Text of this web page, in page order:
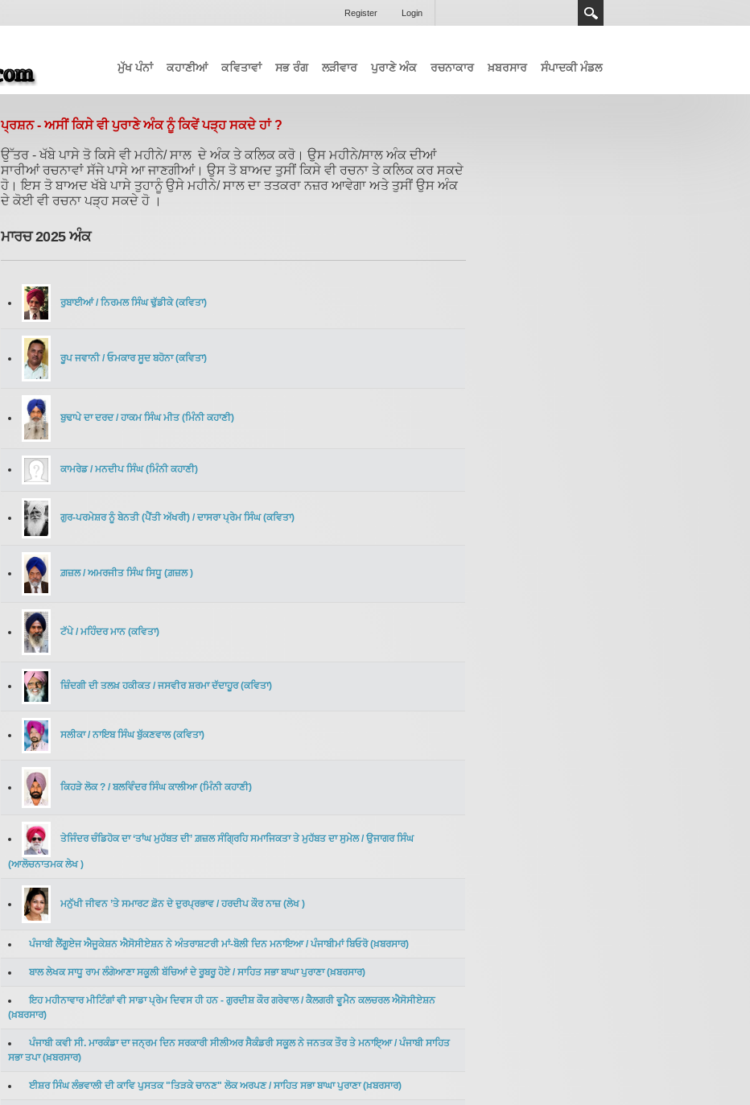
Register Login
ਮੁੱਖ ਪੰਨਾਂ ਕਹਾਣੀਆਂ ਕਵਿਤਾਵਾਂ ਸਭ ਰੰਗ ਲੜੀਵਾਰ ਪੁਰਾਣੇ ਅੰਕ ਰਚਨਾਕਾਰ ਖ਼ਬਰਸਾਰ ਸੰਪਾਦਕੀ ਮੰਡਲ
ਪ੍ਰਸ਼ਨ - ਅਸੀਂ ਕਿਸੇ ਵੀ ਪੁਰਾਣੇ ਅੰਕ ਨੂੰ ਕਿਵੇਂ ਪੜ੍ਹ ਸਕਦੇ ਹਾਂ ?
ਉੱਤਰ - ਖੱਬੇ ਪਾਸੇ ਤੋ ਕਿਸੇ ਵੀ ਮਹੀਨੇ/ ਸਾਲ ਦੇ ਅੰਕ ਤੇ ਕਲਿਕ ਕਰੋ। ਉਸ ਮਹੀਨੇ/ਸਾਲ ਅੰਕ ਦੀਆਂ
ਸਾਰੀਆਂ ਰਚਨਾਵਾਂ ਸੱਜੇ ਪਾਸੇ ਆ ਜਾਣਗੀਆਂ। ਉਸ ਤੋ ਬਾਅਦ ਤੁਸੀਂ ਕਿਸੇ ਵੀ ਰਚਨਾ ਤੇ ਕਲਿਕ ਕਰ ਸਕਦੇ
ਹੋ। ਇਸ ਤੋ ਬਾਅਦ ਖੱਬੇ ਪਾਸੇ ਤੁਹਾਨੂੰ ਉਸੇ ਮਹੀਨੇ/ ਸਾਲ ਦਾ ਤਤਕਰਾ ਨਜ਼ਰ ਆਵੇਗਾ ਅਤੇ ਤੁਸੀਂ ਉਸ ਅੰਕ
ਦੇ ਕੋਈ ਵੀ ਰਚਨਾ ਪੜ੍ਹ ਸਕਦੇ ਹੋ ।
ਮਾਰਚ 2025 ਅੰਕ
ਰੁਬਾਈਆਂ/ ਨਿਰਮਲ ਸਿੰਘ ਢੁੱਡੀਕੇ(ਕਵਿਤਾ)
ਰੂਪ ਜਵਾਨੀ/ ਓਮਕਾਰ ਸੂਦ ਬਹੋਨਾ(ਕਵਿਤਾ)
ਬੁਢਾਪੇ ਦਾ ਦਰਦ/ ਹਾਕਮ ਸਿੰਘ ਮੀਤ(ਮਿੰਨੀ ਕਹਾਣੀ)
ਕਾਮਰੇਡ/ ਮਨਦੀਪ ਸਿੰਘ(ਮਿੰਨੀ ਕਹਾਣੀ)
ਗੁਰ-ਪਰਮੇਸ਼ਰ ਨੂੰ ਬੇਨਤੀ (ਪੈਂਤੀ ਅੱਖਰੀ) / ਦਾਸਰਾ ਪ੍ਰੇਮ ਸਿੰਘ(ਕਵਿਤਾ)
ਗ਼ਜ਼ਲ/ ਅਮਰਜੀਤ ਸਿੰਘ ਸਿਧੂ(ਗ਼ਜ਼ਲ)
ਟੱਪੇ/ ਮਹਿੰਦਰ ਮਾਨ(ਕਵਿਤਾ)
ਜ਼ਿੰਦਗੀ ਦੀ ਤਲਖ਼ ਹਕੀਕਤ/ ਜਸਵੀਰ ਸ਼ਰਮਾ ਦੱਦਾਹੂਰ(ਕਵਿਤਾ)
ਸਲੀਕਾ/ਨਾਇਬ ਸਿੰਘ ਬੁੱਕਣਵਾਲ(ਕਵਿਤਾ)
ਕਿਹੜੇ ਲੋਕ ? / ਬਲਵਿੰਦਰ ਸਿੰਘ ਕਾਲੀਆ(ਮਿੰਨੀ ਕਹਾਣੀ)
ਤੇਜਿੰਦਰ ਚੰਡਿਹੋਕ ਦਾ ‘ਤਾਂਘ ਮੁਹੱਬਤ ਦੀ’ ਗ਼ਜ਼ਲ ਸੰਗ੍ਰਿਹਿ ਸਮਾਜਿਕਤਾ ਤੇ ਮੁਹੱਬਤ ਦਾ ਸੁਮੇਲ/ ਉਜਾਗਰ ਸਿੰਘ
(ਆਲੋਚਨਾਤਮਕ ਲੇਖ)
ਮਨੁੱਖੀ ਜੀਵਨ ’ਤੇ ਸਮਾਰਟ ਫ਼ੋਨ ਦੇ ਦੁਰਪ੍ਰਭਾਵ/ ਹਰਦੀਪ ਕੌਰ ਨਾਜ਼(ਲੇਖ)
ਪੰਜਾਬੀ ਲੈਂਗੂਏਜ ਐਜੂਕੇਸ਼ਨ ਐਸੋਸੀਏਸ਼ਨ ਨੇ ਅੰਤਰਾਸ਼ਟਰੀ ਮਾਂ-ਬੋਲੀ ਦਿਨ ਮਨਾਇਆ/ ਪੰਜਾਬੀਮਾਂ ਬਿਓਰੋ(ਖ਼ਬਰਸਾਰ)
ਬਾਲ ਲੇਖਕ ਸਾਧੂ ਰਾਮ ਲੰਗੇਆਣਾ ਸਕੂਲੀ ਬੱਚਿਆਂ ਦੇ ਰੂਬਰੂ ਹੋਏ/ ਸਾਹਿਤ ਸਭਾ ਬਾਘਾ ਪੁਰਾਣਾ(ਖ਼ਬਰਸਾਰ)
ਇਹ ਮਹੀਨਾਵਾਰ ਮੀਟਿੰਗਾਂ ਵੀ ਸਾਡਾ ਪ੍ਰੇਮ ਦਿਵਸ ਹੀ ਹਨ - ਗੁਰਦੀਸ਼ ਕੌਰ ਗਰੇਵਾਲ/ ਕੈਲਗਰੀ ਵੂਮੈਨ ਕਲਚਰਲ ਐਸੋਸੀਏਸ਼ਨ
(ਖ਼ਬਰਸਾਰ)
ਪੰਜਾਬੀ ਕਵੀ ਸੀ. ਮਾਰਕੰਡਾ ਦਾ ਜਨ੍ਰਮ ਦਿਨ ਸਰਕਾਰੀ ਸੀਲੀਅਰ ਸੈਕੰਡਰੀ ਸਕੂਲ ਨੇ ਜਨਤਕ ਤੌਰ ਤੇ ਮਨਾਇ੍ਆ/ ਪੰਜਾਬੀ ਸਾਹਿਤ
ਸਭਾ ਤਪਾ(ਖ਼ਬਰਸਾਰ)
ਈਸ਼ਰ ਸਿੰਘ ਲੰਭਵਾਲੀ ਦੀ ਕਾਵਿ ਪੁਸਤਕ "ਤਿੜਕੇ ਚਾਨਣ" ਲੋਕ ਅਰਪਣ/ ਸਾਹਿਤ ਸਭਾ ਬਾਘਾ ਪੁਰਾਣਾ(ਖ਼ਬਰਸਾਰ)